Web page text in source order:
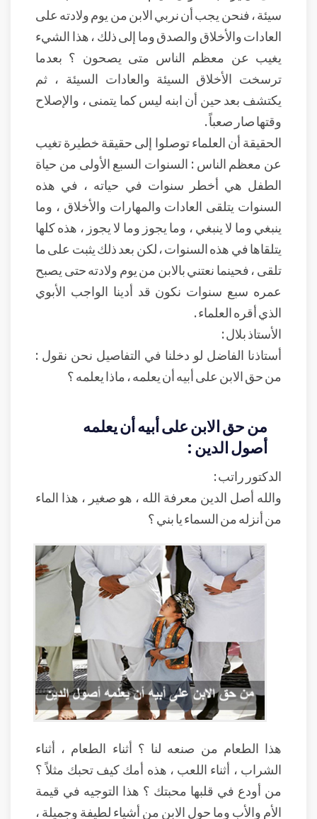
سيئة ، فنحن يجب أن نربي الابن من يوم ولادته على
العادات والأخلاق والصدق وما إلى ذلك ، هذا الشيء
يغيب عن معظم الناس متى يصحون ؟ بعدما
ترسخت الأخلاق السيئة والعادات السيئة ، ثم
يكتشف بعد حين أن ابنه ليس كما يتمنى ، والإصلاح
وقتها صار صعباً .
الحقيقة أن العلماء توصلوا إلى حقيقة خطيرة تغيب
عن معظم الناس : السنوات السبع الأولى من حياة
الطفل هي أخطر سنوات في حياته ، في هذه
السنوات يتلقى العادات والمهارات والأخلاق ، وما
ينبغي وما لا ينبغي ، وما يجوز وما لا يجوز ، هذه كلها
يتلقاها في هذه السنوات ، لكن بعد ذلك يثبت على ما
تلقى ، فحينما نعتني بالابن من يوم ولادته حتى يصبح
عمره سبع سنوات نكون قد أدينا الواجب الأبوي
الذي أقره العلماء .
الأستاذ بلال :
أستاذنا الفاضل لو دخلنا في التفاصيل نحن نقول :
من حق الابن على أبيه أن يعلمه ، ماذا يعلمه ؟
من حق الابن على أبيه أن يعلمه
أصول الدين :
الدكتور راتب :
والله أصل الدين معرفة الله ، هو صغير ، هذا الماء
من أنزله من السماء يا بني ؟
هذا الطعام من صنعه لنا ؟ أثناء الطعام ، أثناء
الشراب ، أثناء اللعب ، هذه أمك كيف تحبك مثلاً ؟
من أودع في قلبها محبتك ؟ هذا التوجيه في قيمة
الأم والأب وما حول الابن من أشياء لطيفة وجميلة ،